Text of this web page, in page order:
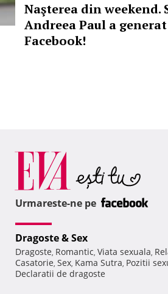
Naşterea din weekend.
Andreea Paul a
Facebook!
Urmareste-ne pe
Dragoste & Sex
Dragoste, Romantic, Viata sexuala,
Casatorie, Sex, Kama Sutra, Pozitii
Declaratii de dragoste